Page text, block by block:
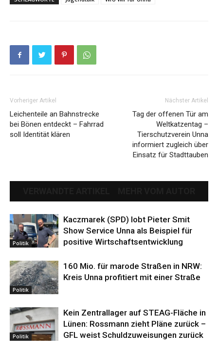
Vorheriger Artikel
Leichenteile an Bahnstrecke
bei Bönen entdeckt – Fahrrad
soll Identität klären
Nächster Artikel
Tag der offenen Tür am
Weltkatzentag –
Tierschutzverein Unna
informiert zugleich über
Einsatz für Stadttauben
Politik
Kaczmarek (SPD) lobt Pieter Smit
Show Service Unna als Beispiel für
positive Wirtschaftsentwicklung
Politik
160 Mio. für marode Straßen in NRW:
Kreis Unna profitiert mit einer Straße
Politik
Kein Zentrallager auf STEAG-Fläche in
Lünen: Rossmann zieht Pläne zurück –
GFL weist Schuldzuweisungen zurück